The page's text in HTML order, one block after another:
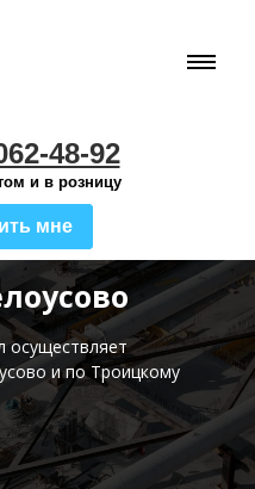
48-92
и в розницу
мне
осуществляет
и по Троицкому